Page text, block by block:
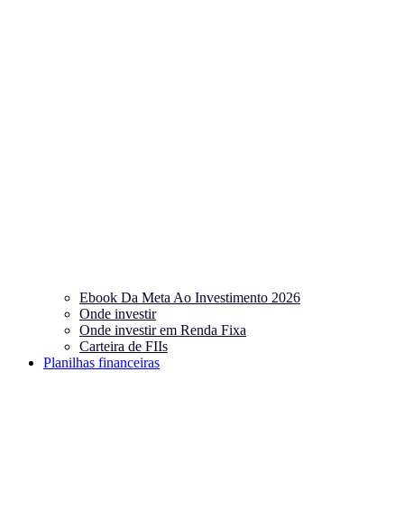
Ebook Da Meta Ao Investimento 2026
Onde investir
Onde investir em Renda Fixa
Carteira de FIIs
Planilhas financeiras